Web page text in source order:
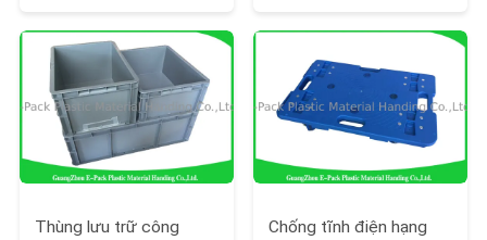
SƠ
TRANG
WEB
PRIVACY
Thùng lưu trữ công
Chống tĩnh điện hạng